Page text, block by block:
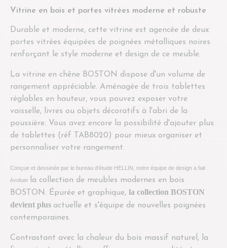
Vitrine en bois et portes vitrées moderne et robuste
Durable et moderne, cette vitrine est agencée de deux
portes vitrées équipées de poignées métalliques noires
renforçant le style moderne et design de ce meuble.
La vitrine en chêne BOSTON dispose d'un volume de
rangement appréciable. Aménagée de trois tablettes
réglables en hauteur, vous pouvez exposer votre
vaisselle, livres ou objets décoratifs à l'abri de la
poussière. Vous avez encore la possibilité d'ajouter plus
de tablettes (réf TAB8020) pour mieux organiser et
personnaliser votre rangement.
Conçue et dessinée par le bureau d'étude HELLIN, notre équipe de design a fait
évoluer
la collection de meubles modernes en bois
BOSTON. Épurée et graphique, la collection BOSTON
devient plus actuelle et s'équipe de nouvelles poignées
contemporaines.
Contrastant avec la chaleur du bois massif naturel, la